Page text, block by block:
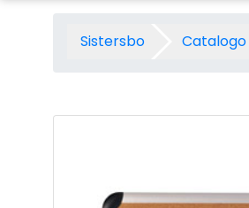
Sistersbo Catalogo